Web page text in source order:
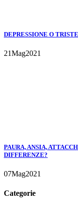
DEPRESSIONE O
21Mag2021
PAURA, ANSIA,
DIFFERENZE?
07Mag2021
Categorie